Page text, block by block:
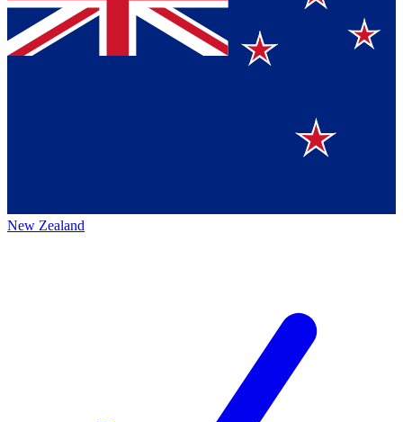
New Zealand